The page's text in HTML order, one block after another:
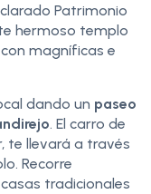
Patrimonio
hermoso templo
magníficas e
dando un paseo
. El carro de
te llevará a través
Recorre
tradicionales